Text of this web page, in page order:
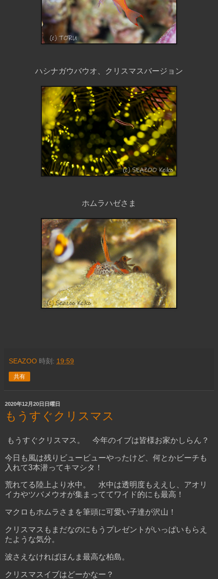
ハシナガウバウオ、クリスマスバージョン
ホムラハゼさま
SEAZOO 時刻: 19:59
共有
2020年12月20日日曜日
もうすぐクリスマス
もうすぐクリスマス。 今年のイブは皆様お家かしらん？
今日も風は残りビュービューやったけど、何とかビーチも
入れて3本潜ってキマシタ！
荒れてる陸上より水中。 水中は透明度もええし、アオリ
イカやツバメウオが集まっててワイド的にも最高！
マクロもホムラさまを筆頭に可愛い子達が沢山！
クリスマスもまだなのにもうプレゼントがいっぱいもらえ
たような気分。
波さえなければほんま最高な柏島。
クリスマスイブはどーかなー？